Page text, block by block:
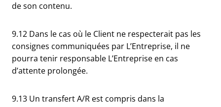
de son contenu.
9.12 Dans le cas où le Client ne respecterait pas les
consignes communiquées par L’Entreprise, il ne
pourra tenir responsable L’Entreprise en cas
d’attente prolongée.
9.13 Un transfert A/R est compris dans la